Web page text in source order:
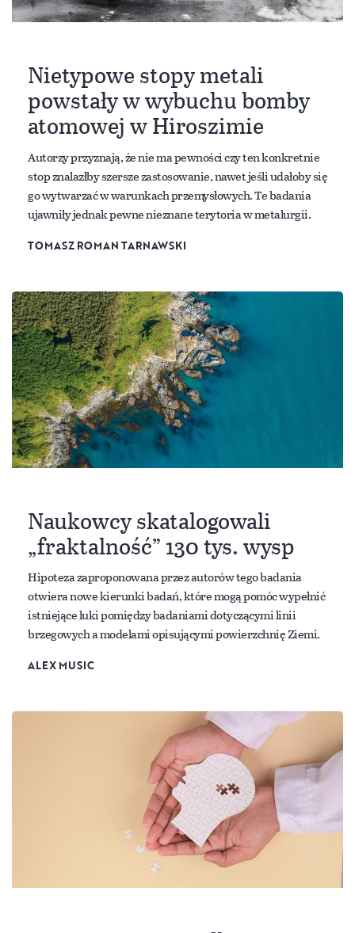
Nietypowe stopy metali
powstały w wybuchu bomby
atomowej w Hiroszimie
Autorzy przyznają, że nie ma pewności czy ten konkretnie
stop znalazłby szersze zastosowanie, nawet jeśli udałoby się
go wytwarzać w warunkach przemysłowych. Te badania
ujawniły jednak pewne nieznane terytoria w metalurgii.
TOMASZ ROMAN TARNAWSKI
Naukowcy skatalogowali
„fraktalność” 130 tys. wysp
Hipoteza zaproponowana przez autorów tego badania
otwiera nowe kierunki badań, które mogą pomóc wypełnić
istniejące luki pomiędzy badaniami dotyczącymi linii
brzegowych a modelami opisującymi powierzchnię Ziemi.
ALEX MUSIC